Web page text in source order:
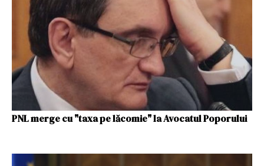
PNL merge cu "taxa pe lăcomie" la Avocatul Poporului